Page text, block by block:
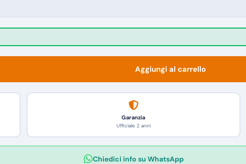
Aggiungi al carrello
Garanzia
Ufficiale 2 anni
Chiedici info su WhatsApp